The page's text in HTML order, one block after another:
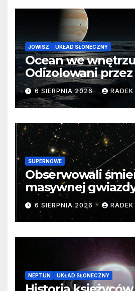
JOWISZ UKŁAD SŁONECZNY
Ocean we
Odizolowani
barierę
6 SIERPNIA 2026
SUPERNOWE
Obserwowali
masywnej
samego początku.
cenne dane
6 SIERPNIA 2026
NEPTUN UKŁAD SŁONECZNY